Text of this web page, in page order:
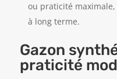
ou praticité
à long terme.
Gazon
praticité